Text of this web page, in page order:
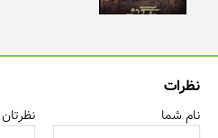
نظرات
نام شما